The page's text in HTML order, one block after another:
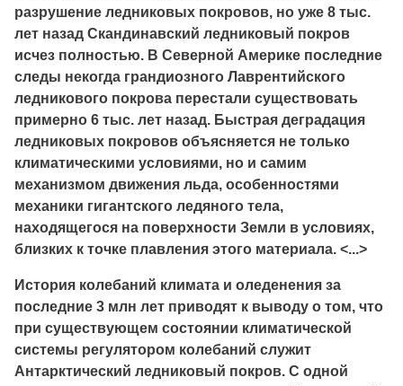
разрушение ледниковых покровов, но уже 8 тыс.
лет назад Скандинавский ледниковый покров
исчез полностью. В Северной Америке последние
следы некогда грандиозного Лаврентийского
ледникового покрова перестали существовать
примерно 6 тыс. лет назад. Быстрая деградация
ледниковых покровов объясняется не только
климатическими условиями, но и самим
механизмом движения льда, особенностями
механики гигантского ледяного тела,
находящегося на поверхности Земли в условиях,
близких к точке плавления этого материала. <...>
История колебаний климата и оледенения за
последние 3 млн лет приводят к выводу о том, что
при существующем состоянии климатической
системы регулятором колебаний служит
Антарктический ледниковый покров. С одной